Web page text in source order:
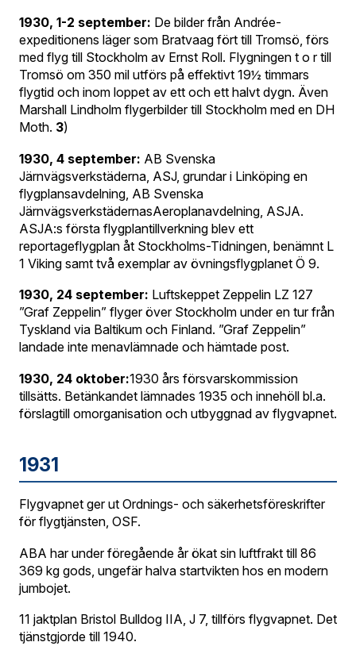
1930, 1-2 september: De bilder från Andrée-
expeditionens läger som Bratvaag fört till Tromsö, förs
med flyg till Stockholm av Ernst Roll. Flygningen t o r till
Tromsö om 350 mil utförs på effektivt 19½ timmars
flygtid och inom loppet av ett och ett halvt dygn. Även
Marshall Lindholm flygerbilder till Stockholm med en DH
Moth. 3)
1930, 4 september: AB Svenska
Järnvägsverkstäderna, ASJ, grundar i Linköping en
flygplansavdelning, AB Svenska
JärnvägsverkstädernasAeroplanavdelning, ASJA.
ASJA:s första flygplantillverkning blev ett
reportageflygplan åt Stockholms-Tidningen, benämnt L
1 Viking samt två exemplar av övningsflygplanet Ö 9.
1930, 24 september: Luftskeppet Zeppelin LZ 127
”Graf Zeppelin” flyger över Stockholm under en tur från
Tyskland via Baltikum och Finland. ”Graf Zeppelin”
landade inte menavlämnade och hämtade post.
1930, 24 oktober:1930 års försvarskommission
tillsätts. Betänkandet lämnades 1935 och innehöll bl.a.
förslagtill omorganisation och utbyggnad av flygvapnet.
1931
Flygvapnet ger ut Ordnings- och säkerhetsföreskrifter
för flygtjänsten, OSF.
ABA har under föregående år ökat sin luftfrakt till 86
369 kg gods, ungefär halva startvikten hos en modern
jumbojet.
11 jaktplan Bristol Bulldog IIA, J 7, tillförs flygvapnet. Det
tjänstgjorde till 1940.